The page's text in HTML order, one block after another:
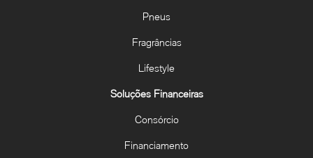
Pneus
Fragrâncias
Lifestyle
Soluções Financeiras
Consórcio
Financiamento